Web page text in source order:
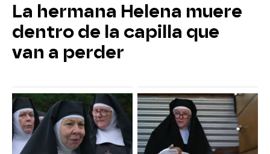
La hermana Helena muere
dentro de la capilla que
van a perder